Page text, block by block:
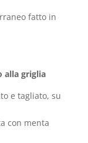
fatto in
alla griglia
e tagliato, su
con menta